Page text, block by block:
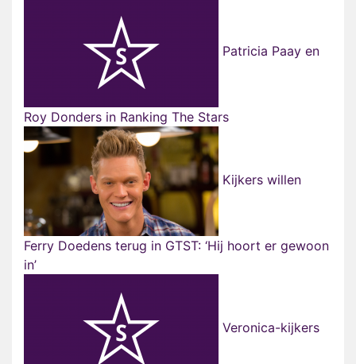
Patricia Paay en
Roy Donders in Ranking The Stars
Kijkers willen
Ferry Doedens terug in GTST: ‘Hij hoort er gewoon
in’
Veronica-kijkers